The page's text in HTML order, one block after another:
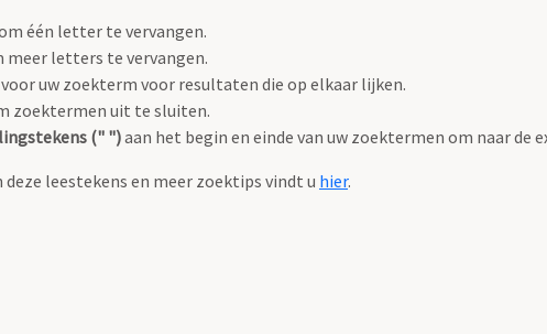
één letter te vervangen.
meer letters te vervangen.
voor uw zoekterm voor resultaten die op elkaar lijken.
zoektermen uit te sluiten.
(" ")aan het begin en einde van uw zoektermen om naar de
leestekens en meer zoektips vindt u hier.